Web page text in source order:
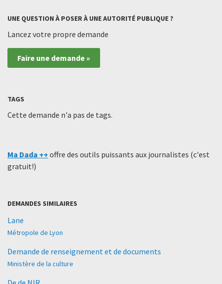
UNE QUESTION À POSER À UNE AUTORITÉ PUBLIQUE ?
Lancez votre propre demande
Faire une demande »
TAGS
Cette demande n'a pas de tags.
Ma Dada ++ offre des outils puissants aux journalistes (c'est
gratuit!)
DEMANDES SIMILAIRES
Lane
Métropole de Lyon
Demande de renseignement et de documents
Ministère de la culture